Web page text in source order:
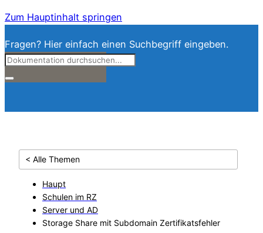
Zum Hauptinhalt springen
Fragen? Hier einfach einen Suchbegriff eingeben.
< Alle Themen
Haupt
Schulen im RZ
Server und AD
Storage Share mit Subdomain Zertifikatsfehler